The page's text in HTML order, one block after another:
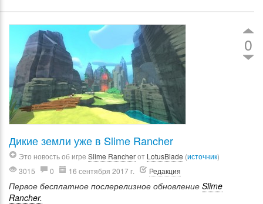
0
Дикие земли уже в Slime Rancher
Это новость об игре Slime Rancherот LotusBlade (источник)
3015
0 16 сентября 2017 г. Редакция
Первое бесплатное послерелизное обновление Slime
Rancher.